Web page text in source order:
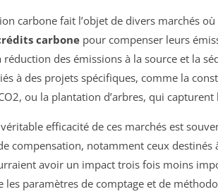
carbone fait l’objet de divers marchés
carbone pour compenser leurs
réduction des émissions à la source et la
à des projets spécifiques, comme la
ou la plantation d’arbres, qui capturent
efficacité de ces marchés est
compensation, notamment ceux
avoir un impact trois fois moins
les paramètres de comptage et de